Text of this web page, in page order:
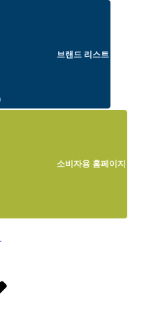
브랜드 리스트
소비자용 홈페이지